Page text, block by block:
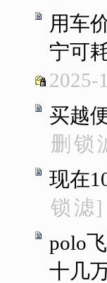
用车
宁可
2025-
买越
删 锁
现在
锁 滤]
polo
十几